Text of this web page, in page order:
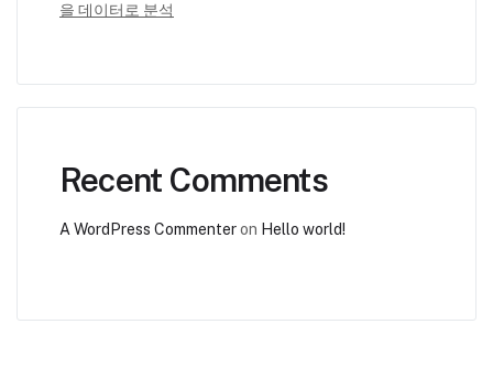
을 데이터로 분석
Recent Comments
A WordPress Commenteron Hello world!